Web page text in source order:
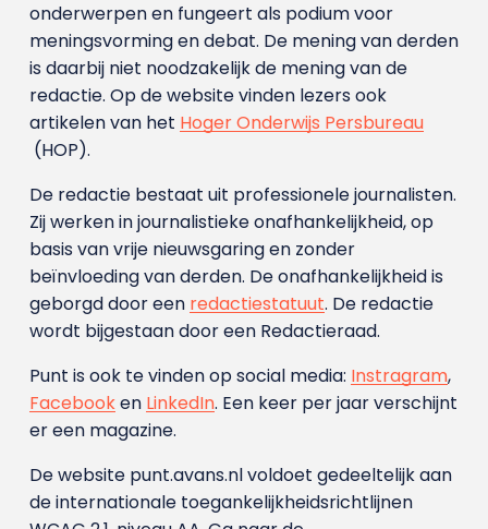
onderwerpen en fungeert als podium voor
meningsvorming en debat. De mening van derden
is daarbij niet noodzakelijk de mening van de
redactie. Op de website vinden lezers ook
artikelen van het Hoger Onderwijs Persbureau
(HOP).
De redactie bestaat uit professionele journalisten.
Zij werken in journalistieke onafhankelijkheid, op
basis van vrije nieuwsgaring en zonder
beïnvloeding van derden. De onafhankelijkheid is
geborgd door een redactiestatuut. De redactie
wordt bijgestaan door een Redactieraad.
Punt is ook te vinden op social media: Instragram,
Facebooken LinkedIn. Een keer per jaar verschijnt
er een magazine.
De website punt.avans.nl voldoet gedeeltelijk aan
de internationale toegankelijkheidsrichtlijnen